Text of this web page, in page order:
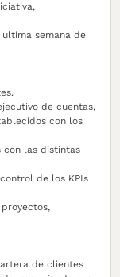
semana de
de cuentas,
con los
con las distintas
de los KPIs
de clientes